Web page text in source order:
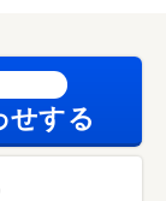
せする